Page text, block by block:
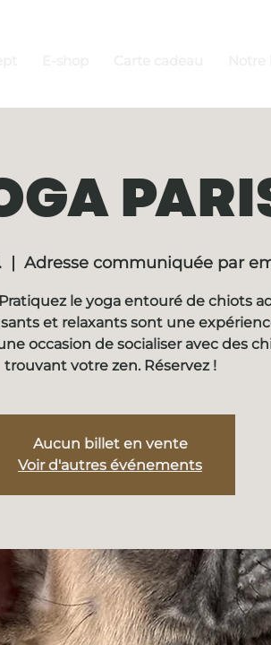
Adresse communiquée par
le yoga entouré de chiots
et relaxants sont une
occasion de socialiser avec des
trouvant votre zen. Réservez !
Aucun billet en vente
Voir d'autres événements